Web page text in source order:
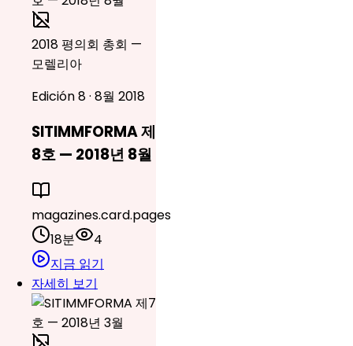
2018 평의회 총회 —
모렐리아
Edición 8 · 8월 2018
SITIMMFORMA 제
8호 — 2018년 8월
magazines.card.pages
18분
4
지금 읽기
자세히 보기